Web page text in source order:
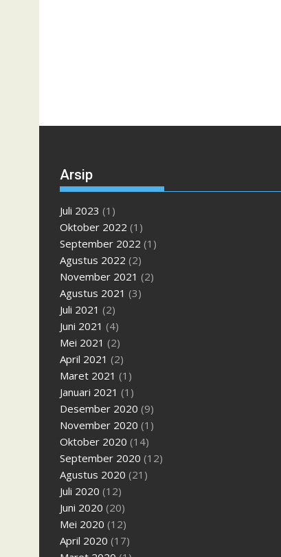
Arsip
Juli 2023 (1)
Oktober 2022 (1)
September 2022 (1)
Agustus 2022 (2)
November 2021 (2)
Agustus 2021 (3)
Juli 2021 (2)
Juni 2021 (4)
Mei 2021 (2)
April 2021 (2)
Maret 2021 (1)
Januari 2021 (1)
Desember 2020 (9)
November 2020 (1)
Oktober 2020 (14)
September 2020 (12)
Agustus 2020 (21)
Juli 2020 (12)
Juni 2020 (20)
Mei 2020 (12)
April 2020 (17)